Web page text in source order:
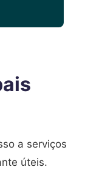
a serviços
úteis.